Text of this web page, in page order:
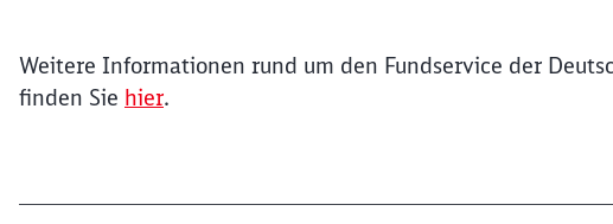
Weitere Informationen rund um den Fundservice der
finden Sie hier.